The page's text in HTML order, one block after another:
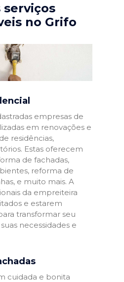
serviços
no Grifo
empresas de
em renovações e
residências,
Estas oferecem
de fachadas,
reforma de
e muito mais. A
da empreiteira
e estarem
transformar seu
necessidades e
cuidada e bonita